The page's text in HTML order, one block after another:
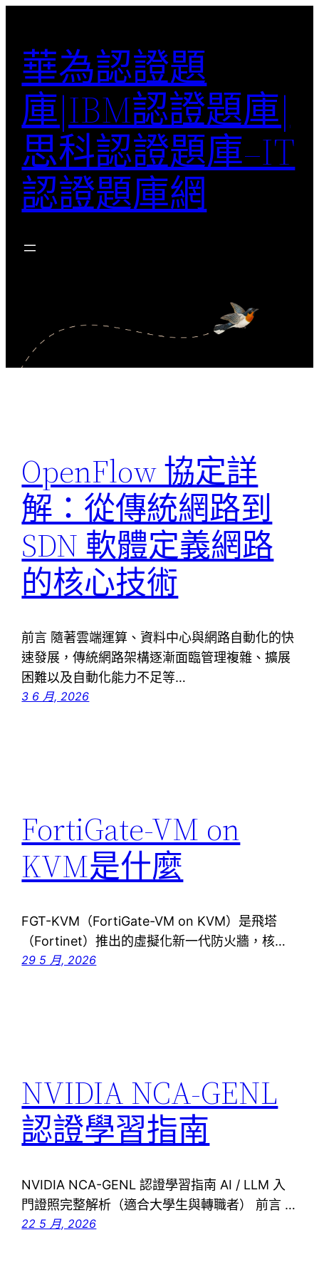
華為認證題
庫|IBM認證題庫|
思科認證題庫–IT
認證題庫網
OpenFlow 協定詳
解：從傳統網路到
SDN 軟體定義網路
的核心技術
前言 隨著雲端運算、資料中心與網路自動化的快
速發展，傳統網路架構逐漸面臨管理複雜、擴展
困難以及自動化能力不足等…
3 6 月, 2026
FortiGate-VM on
KVM是什麼
FGT-KVM（FortiGate-VM on KVM）是飛塔
（Fortinet）推出的虛擬化新一代防火牆，核…
29 5 月, 2026
NVIDIA NCA-GENL
認證學習指南
NVIDIA NCA-GENL 認證學習指南 AI / LLM 入
門證照完整解析（適合大學生與轉職者） 前言 …
22 5 月, 2026